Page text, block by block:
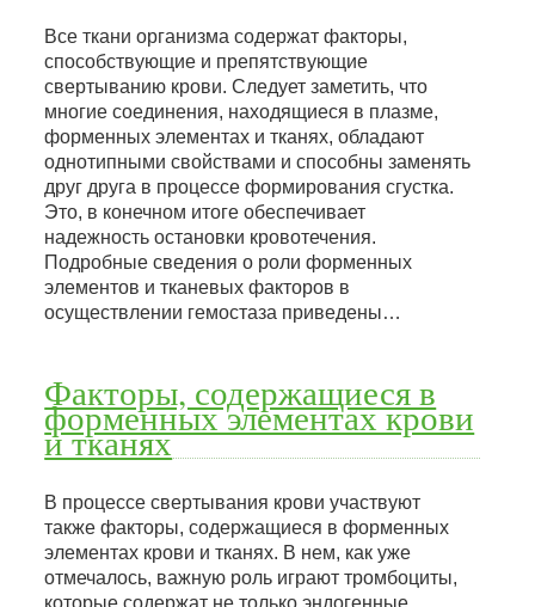
Все ткани организма содержат факторы,
способствующие и препятствующие
свертыванию крови. Следует заметить, что
многие соединения, находящиеся в плазме,
форменных элементах и тканях, обладают
однотипными свойствами и способны заменять
друг друга в процессе формирования сгустка.
Это, в конечном итоге обеспечивает
надежность остановки кровотечения.
Подробные сведения о роли форменных
элементов и тканевых факторов в
осуществлении гемостаза приведены…
Факторы, содержащиеся в
форменных элементах крови
и тканях
В процессе свертывания крови участвуют
также факторы, содержащиеся в форменных
элементах крови и тканях. В нем, как уже
отмечалось, важную роль играют тромбоциты,
которые содержат не только эндогенные